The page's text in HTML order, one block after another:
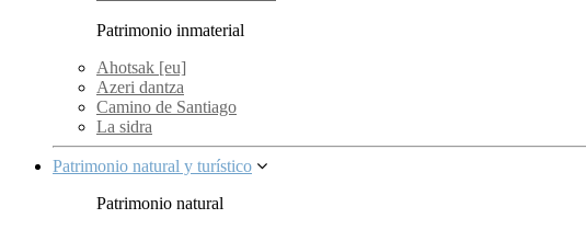
Patrimonio inmaterial
Ahotsak [eu]
Azeri dantza
Camino de Santiago
La sidra
Patrimonio natural y turístico
Patrimonio natural